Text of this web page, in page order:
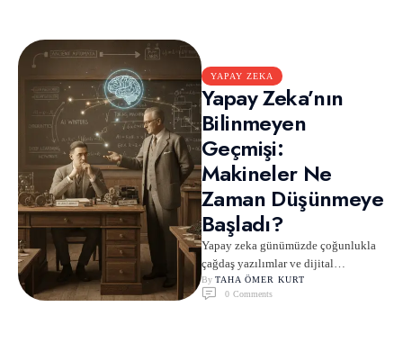
YAPAY ZEKA
Yapay Zeka’nın
Bilinmeyen
Geçmişi:
Makineler Ne
Zaman Düşünmeye
Başladı?
Yapay zeka günümüzde çoğunlukla
çağdaş yazılımlar ve dijital
uygulamalar üzerinden tartışılsa da,
“düşünen makine” fikri modern
By TAHA ÖMER KURT
0 Comments